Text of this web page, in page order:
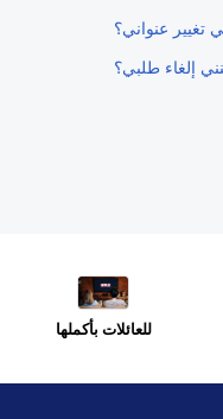
تغيير عنواني؟
إلغاء طلبي؟
للعائلات بأكملها